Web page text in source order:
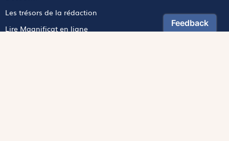
Les trésors de la rédaction
Lire Magnificat en ligne